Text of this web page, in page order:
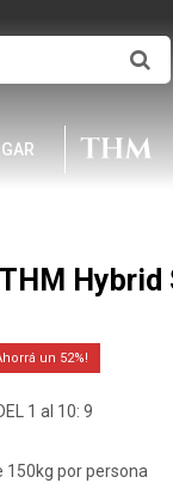
52
1 al 10: 9
150kg por persona